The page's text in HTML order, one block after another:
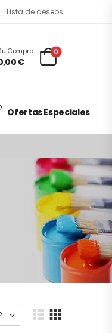
Lista de deseos
Compra
€
0
Ofertas Especiales